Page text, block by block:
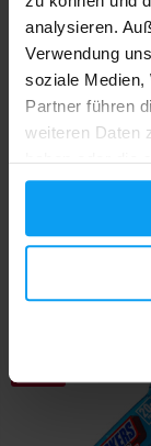
analysieren.
Verwendung
soziale Medien,
Partner führen
weiteren Daten
haben oder die
gesammelt
Snickers Hazelnut
HiProtein Ba...
AUF LAGER